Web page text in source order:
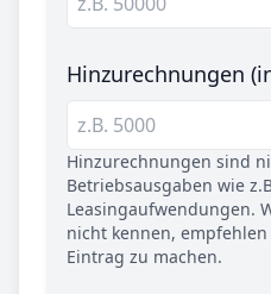
Hinzurechnungen
Hinzurechnungen sind
Betriebsausgaben wie
Leasingaufwendungen.
nicht kennen,
Eintrag zu machen.